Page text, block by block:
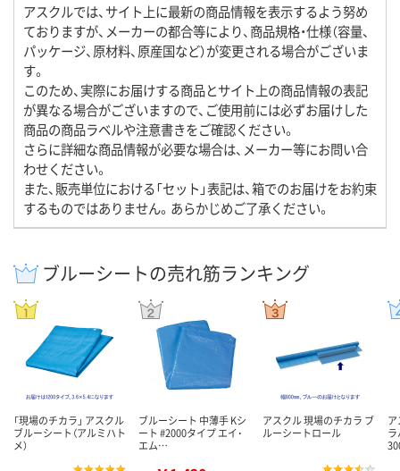
アスクルでは、サイト上に最新の商品情報を表示するよう努め
ておりますが、メーカーの都合等により、商品規格・仕様（容量、
パッケージ、原材料、原産国など）が変更される場合がございま
す。
このため、実際にお届けする商品とサイト上の商品情報の表記
が異なる場合がございますので、ご使用前には必ずお届けした
商品の商品ラベルや注意書きをご確認ください。
さらに詳細な商品情報が必要な場合は、メーカー等にお問い合
わせください。
また、販売単位における「セット」表記は、箱でのお届けをお約束
するものではありません。あらかじめご了承ください。
ブルーシートの売れ筋ランキング
「現場のチカラ」 アスクル
ブルーシート（アルミハト
メ）
ブルーシート 中薄手 Kシ
ート #2000タイプ エイ･
エム…
アスクル 現場のチカラ ブ
ルーシートロール